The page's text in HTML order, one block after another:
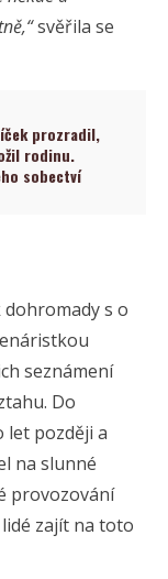
svěřila se
prozradil,
rodinu.
sobectví
s o
seznámení
Do
let později a
na slunné
provozování
zajít na toto